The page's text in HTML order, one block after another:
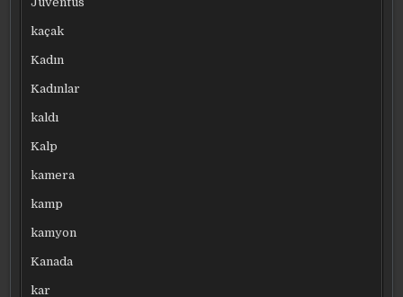
kaçak
Kadın
Kadınlar
kaldı
Kalp
kamera
kamp
kamyon
Kanada
kar